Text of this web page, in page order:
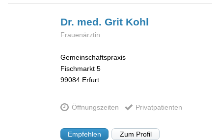
Dr. med. Grit Kohl
Frauenärztin
Gemeinschaftspraxis
Fischmarkt 5
99084 Erfurt
Öffnungszeiten Privatpatienten
Empfehlen Zum Profil